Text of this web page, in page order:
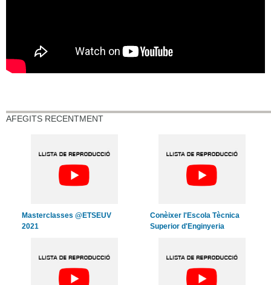
AFEGITS RECENTMENT
Masterclasses @ETSEUV
2021
Conèixer l'Escola Tècnica
Superior d'Enginyeria